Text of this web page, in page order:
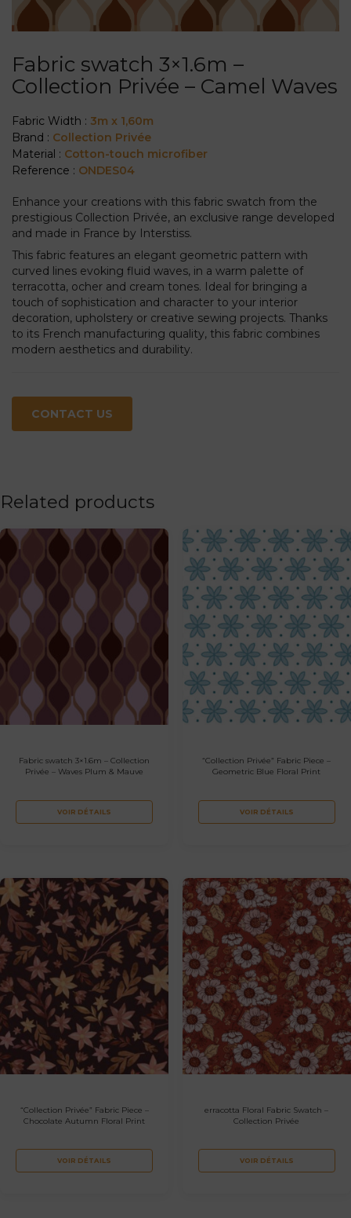
Fabric swatch 3×1.6m –
Collection Privée – Camel Waves
Fabric Width : 3m x 1,60m
Brand : Collection Privée
Material : Cotton-touch microfiber
Reference : ONDES04
Enhance your creations with this fabric swatch from the
prestigious Collection Privée, an exclusive range developed
and made in France by Interstiss.
This fabric features an elegant geometric pattern with
curved lines evoking fluid waves, in a warm palette of
terracotta, ocher and cream tones. Ideal for bringing a
touch of sophistication and character to your interior
decoration, upholstery or creative sewing projects. Thanks
to its French manufacturing quality, this fabric combines
modern aesthetics and durability.
CONTACT US
Related products
Fabric swatch 3×1.6m – Collection
Privée – Waves Plum & Mauve
VOIR DÉTAILS
“Collection Privée” Fabric Piece –
Geometric Blue Floral Print
VOIR DÉTAILS
“Collection Privée” Fabric Piece –
Chocolate Autumn Floral Print
VOIR DÉTAILS
erracotta Floral Fabric Swatch –
Collection Privée
VOIR DÉTAILS